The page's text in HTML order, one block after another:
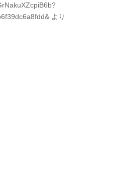
より